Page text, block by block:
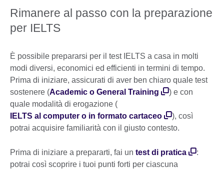
Rimanere al passo con la preparazione
per IELTS
È possibile prepararsi per il test IELTS a casa in molti
modi diversi, economici ed efficienti in termini di tempo.
Prima di iniziare, assicurati di aver ben chiaro quale test
sostenere (Academic o General Training
) e con
quale modalità di erogazione (
IELTS al computer o in formato cartaceo
), così
potrai acquisire familiarità con il giusto contesto.
Prima di iniziare a prepararti, fai un test di pratica
:
potrai così scoprire i tuoi punti forti per ciascuna